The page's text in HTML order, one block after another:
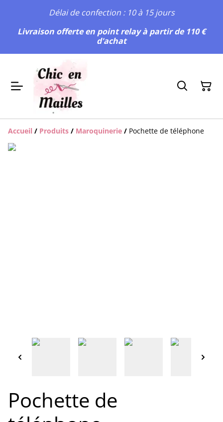
Délai de confection : 10 à 15 jours
Livraison offerte en point relay à partir de 110 €
d'achat
Accueil / Produits / Maroquinerie / Pochette de téléphone
Pochette de